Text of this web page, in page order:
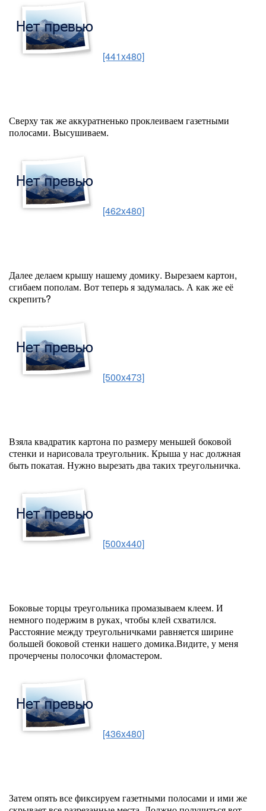
[441x480]
Сверху так же аккуратненько проклеиваем газетными
полосами. Высушиваем.
[462x480]
Далее делаем крышу нашему домику. Вырезаем картон,
сгибаем пополам. Вот теперь я задумалась. А как же её
скрепить?
[500x473]
Взяла квадратик картона по размеру меньшей боковой
стенки и нарисовала треугольник. Крыша у нас должная
быть покатая. Нужно вырезать два таких треугольничка.
[500x440]
Боковые торцы треугольника промазываем клеем. И
немного подержим в руках, чтобы клей схватился.
Расстояние между треугольничками равняется ширине
большей боковой стенки нашего домика.Видите, у меня
прочерчены полосочки фломастером.
[436x480]
Затем опять все фиксируем газетными полосами и ими же